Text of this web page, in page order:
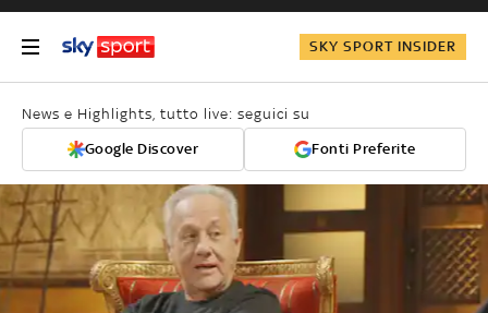
SKY SPORT INSIDER
News e Highlights, tutto live: seguici su
Google Discover Fonti Preferite